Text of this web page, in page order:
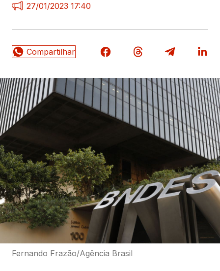
27/01/2023 17:40
Fernando Frazão/Agência Brasil